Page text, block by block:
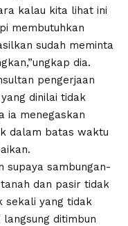
kalau kita lihat ini
membutuhkan
sudah meminta
dia.
pengerjaan
dinilai tidak
ia menegaskan
dalam batas waktu
supaya sambungan-
dan pasir tidak
sekali yang tidak
ditimbun